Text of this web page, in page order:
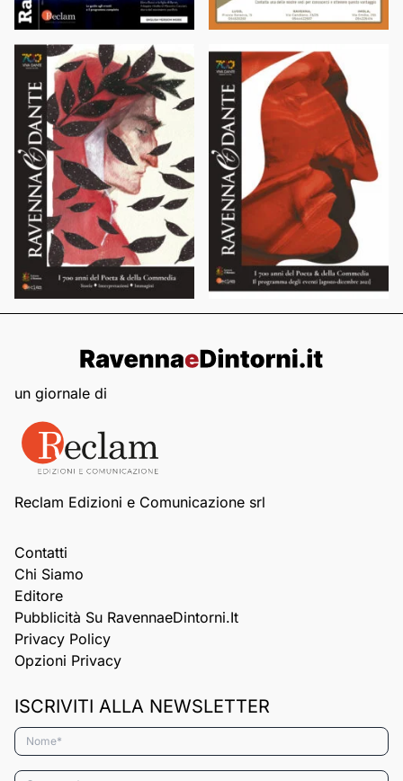
un giornale di
Reclam Edizioni e Comunicazione srl
Contatti
Chi Siamo
Editore
Pubblicità Su RavennaeDintorni.it
Privacy Policy
Opzioni Privacy
ISCRIVITI ALLA NEWSLETTER
Nome*
Cognome*